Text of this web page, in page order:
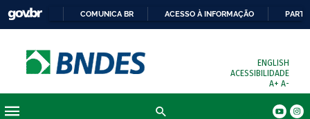
COMUNICA BR ACESSO À INFORMAÇÃO
ENGLISH
ACESSIBILIDADE
A+ A-